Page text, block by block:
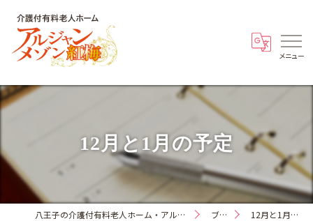
12月と1月の予定
八王子の介護付有料老人ホーム・アルジャンメゾン紅梅 ブログ 12月と1月の予定